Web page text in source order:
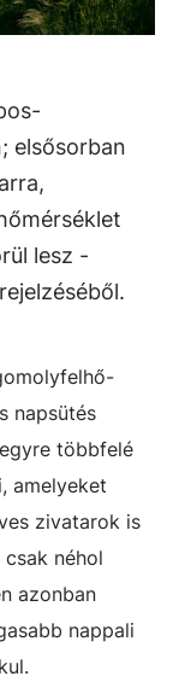
elsősorban
lesz -
napsütés
többfelé
amelyeket
zivatarok is
néhol
azonban
nappali